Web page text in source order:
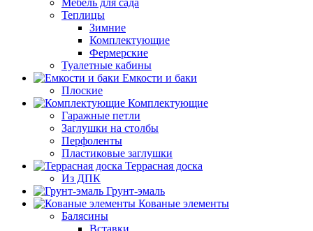
Мебель для сада
Теплицы
Зимние
Комплектующие
Фермерские
Туалетные кабины
Емкости и баки
Плоские
Комплектующие
Гаражные петли
Заглушки на столбы
Перфоленты
Пластиковые заглушки
Террасная доска
Из ДПК
Грунт-эмаль
Кованые элементы
Балясины
Вставки